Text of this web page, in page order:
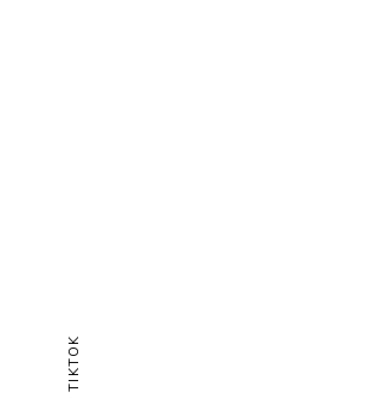
TIKTOK